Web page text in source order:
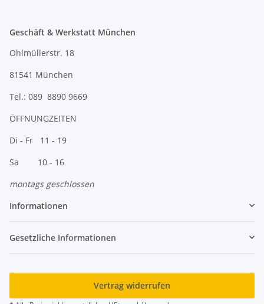
Geschäft & Werkstatt München
Ohlmüllerstr. 18
81541 München
Tel.: 089 8890 9669
ÖFFNUNGZEITEN
Di - Fr 11 - 19
Sa 10 - 16
montags geschlossen
Informationen
Gesetzliche Informationen
Vertrag widerrufen